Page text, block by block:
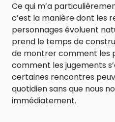
Ce qui m’a
c’est la manière dont les
personnages évoluent
prend le temps de
de montrer comment les
comment les jugements
certaines rencontres
quotidien sans que nous
immédiatement.